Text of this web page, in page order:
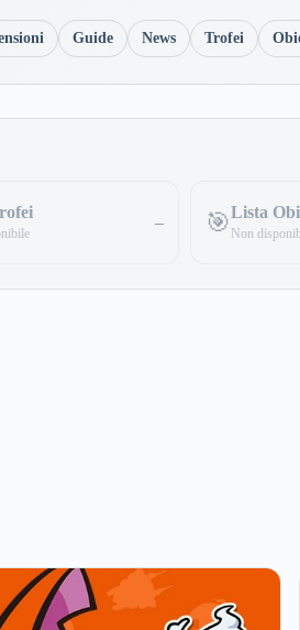
Guide News Trofei
– 🎯Lista
Non